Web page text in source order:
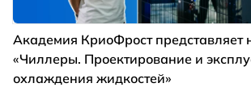
Академия КриоФрост представляет
«Чиллеры. Проектирование и
охлаждения жидкостей»